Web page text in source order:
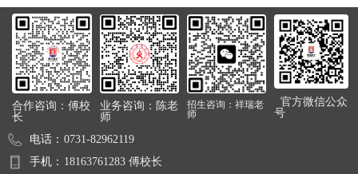
合作咨询：傅校
长
业务咨询：陈老
师
官方微信公众
号
招生咨询：祥瑞老
师
电话： 0731-82962119
手机： 18163761283 傅校长